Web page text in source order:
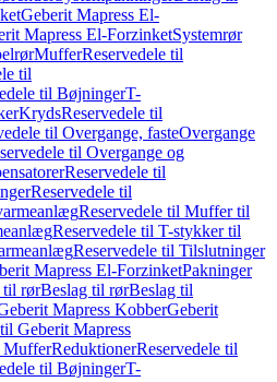
Geberit Mapress El-
Mapress El-ForzinketSystemrør
MufferReservedele til
til
til BøjningerT-
KrydsReservedele til
til Overgange, fasteOvergange
til Overgange og
Reservedele til
Reservedele til
Reservedele til Muffer til
Reservedele til T-stykker til
Reservedele til Tilslutninger
Mapress El-ForzinketPakninger
rørBeslag til rørBeslag til
Mapress KobberGeberit
Geberit Mapress
MufferReduktionerReservedele til
til BøjningerT-